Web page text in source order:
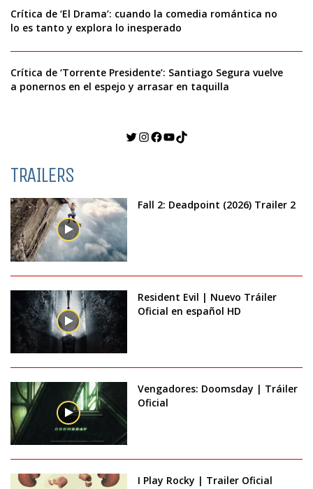
Crítica de ‘El Drama’: cuando la comedia romántica no
lo es tanto y explora lo inesperado
Crítica de ‘Torrente Presidente’: Santiago Segura vuelve
a ponernos en el espejo y arrasar en taquilla
Twitter
Instagram
Facebook
YouTube
TikTok
TRAILERS
Fall 2: Deadpoint (2026) Trailer 2
Resident Evil | Nuevo Tráiler
Oficial en español HD
Vengadores: Doomsday | Tráiler
Oficial
I Play Rocky | Trailer Oficial